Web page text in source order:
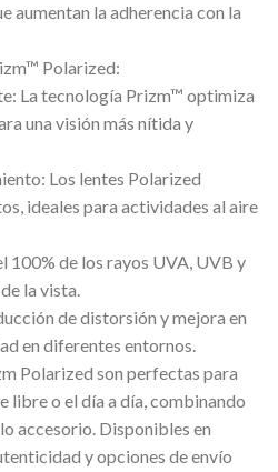
aumentan la adherencia con la
Polarized:
La tecnología Prizm™ optimiza
una visión más nítida y
Los lentes Polarized
ideales para actividades al aire
100% de los rayos UVA, UVB y
la vista.
de distorsión y mejora en
en diferentes entornos.
Polarized son perfectas para
libre o el día a día, combinando
accesorio. Disponibles en
y opciones de envío